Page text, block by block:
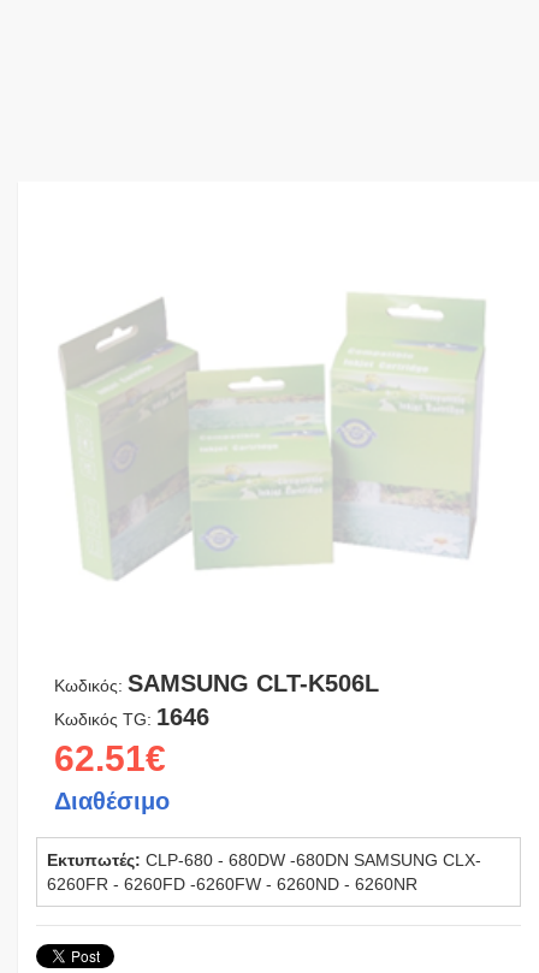
Κωδικός: SAMSUNG CLT-K506L
Κωδικός TG: 1646
62.51€
Διαθέσιμο
Εκτυπωτές: CLP-680 - 680DW -680DN SAMSUNG CLX-
6260FR - 6260FD -6260FW - 6260ND - 6260NR